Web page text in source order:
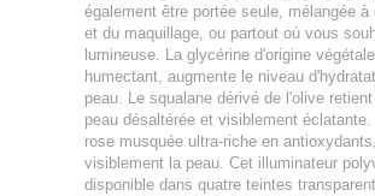
également être portée seule, mélangée
et du maquillage, ou partout où vous
lumineuse. La glycérine d'origine
humectant, augmente le niveau
peau. Le squalane dérivé de l'olive
peau désaltérée et visiblement
rose musquée ultra-riche en
visiblement la peau. Cet illuminateur
disponible dans quatre teintes